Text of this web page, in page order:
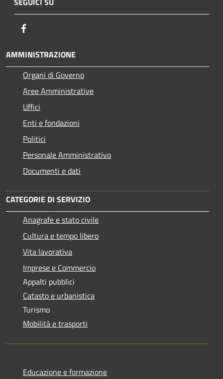
AMMINISTRAZIONE
Organi di Governo
Aree Amministrative
Uffici
Enti e fondazioni
Politici
Personale Amministrativo
Documenti e dati
CATEGORIE DI SERVIZIO
Anagrafe e stato civile
Cultura e tempo libero
Vita lavorativa
Imprese e Commercio
Appalti pubblici
Catasto e urbanistica
Turismo
Mobilità e trasporti
Educazione e formazione